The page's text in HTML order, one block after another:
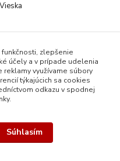
zlepšenie
účely a v prípade udelenia
reklamy využívame súbory
týkajúcich sa cookies
odkazu v spodnej
Súhlasím